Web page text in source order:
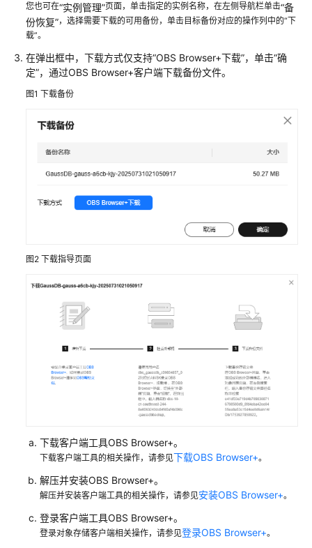
快
速
入
门
用
建
过
授
GaussDB
买
GaussDB
实
例
连
接
您也可在“实例管理”页面，单击指定的实例名称，在左侧导航栏单击“备
份恢复”，选择需要下载的可用备份，单击目标备份对应的操作列中的“下
载”。
在弹出框中，下载方式仅支持“OBS Browser+下载”，单击“确
定”，通过OBS Browser+客户端下载备份文件。
图1 下载备份
图2 下载指导页面
下载客户端工具OBS Browser+。
下载客户端工具的相关操作，请参见下载OBS Browser+。
解压并安装OBS Browser+。
解压并安装客户端工具的相关操作，请参见安装OBS Browser+。
登录客户端工具OBS Browser+。
登录对象存储客户端相关操作，请参见登录OBS Browser+。